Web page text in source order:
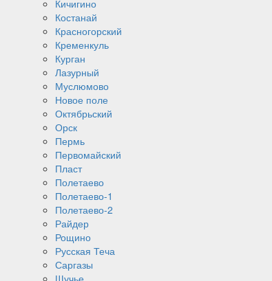
Кичигино
Костанай
Красногорский
Кременкуль
Курган
Лазурный
Муслюмово
Новое поле
Октябрьский
Орск
Пермь
Первомайский
Пласт
Полетаево
Полетаево-1
Полетаево-2
Райдер
Рощино
Русская Теча
Саргазы
Щучье